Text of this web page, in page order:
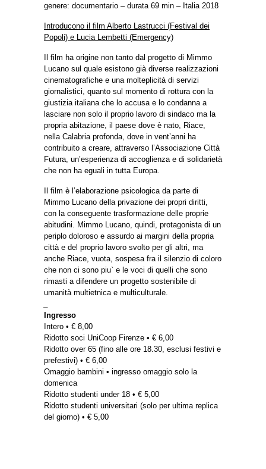
genere: documentario – durata 69 min – Italia 2018
Introducono il film Alberto Lastrucci (Festival dei
Popoli) e Lucia Lembetti (Emergency)
Il film ha origine non tanto dal progetto di Mimmo
Lucano sul quale esistono già diverse realizzazioni
cinematografiche e una molteplicità di servizi
giornalistici, quanto sul momento di rottura con la
giustizia italiana che lo accusa e lo condanna a
lasciare non solo il proprio lavoro di sindaco ma la
propria abitazione, il paese dove è nato, Riace,
nella Calabria profonda, dove in vent’anni ha
contribuito a creare, attraverso l’Associazione Città
Futura, un’esperienza di accoglienza e di solidarietà
che non ha eguali in tutta Europa.
Il film è l’elaborazione psicologica da parte di
Mimmo Lucano della privazione dei propri diritti,
con la conseguente trasformazione delle proprie
abitudini. Mimmo Lucano, quindi, protagonista di un
periplo doloroso e assurdo ai margini della propria
città e del proprio lavoro svolto per gli altri, ma
anche Riace, vuota, sospesa fra il silenzio di coloro
che non ci sono piu` e le voci di quelli che sono
rimasti a difendere un progetto sostenibile di
umanità multietnica e multiculturale.
Ingresso
Intero • € 8,00
Ridotto soci UniCoop Firenze • € 6,00
Ridotto over 65 (fino alle ore 18.30, esclusi festivi e
prefestivi) • € 6,00
Omaggio bambini • ingresso omaggio solo la
domenica
Ridotto studenti under 18 • € 5,00
Ridotto studenti universitari (solo per ultima replica
del giorno) • € 5,00